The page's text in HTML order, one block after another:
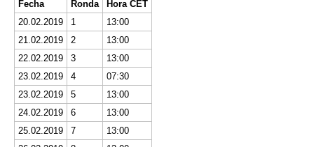
Fecha Ronda
Hora CET
20.02.2019
1
13:00
21.02.2019
2
13:00
22.02.2019
3
13:00
23.02.2019
4
07:30
23.02.2019
5
13:00
24.02.2019
6
13:00
25.02.2019
7
13:00